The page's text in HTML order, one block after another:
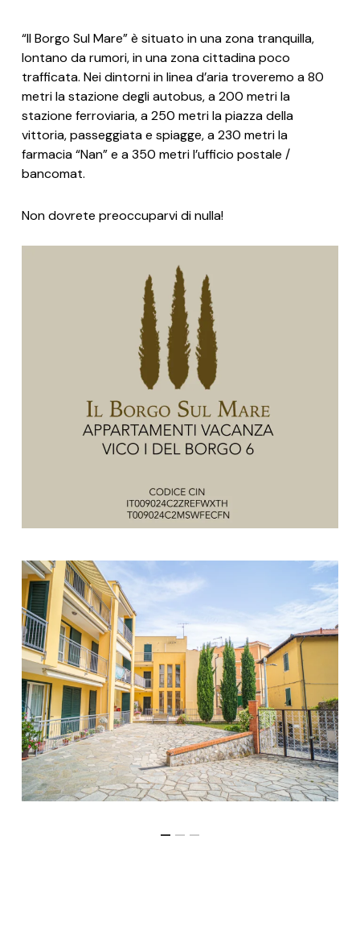
“Il Borgo Sul Mare” è situato in una zona tranquilla,
lontano da rumori, in una zona cittadina poco
trafficata. Nei dintorni in linea d’aria troveremo a 80
metri la stazione degli autobus, a 200 metri la
stazione ferroviaria, a 250 metri la piazza della
vittoria, passeggiata e spiagge, a 230 metri la
farmacia “Nan” e a 350 metri l’ufficio postale /
bancomat.
Non dovrete preoccuparvi di nulla!